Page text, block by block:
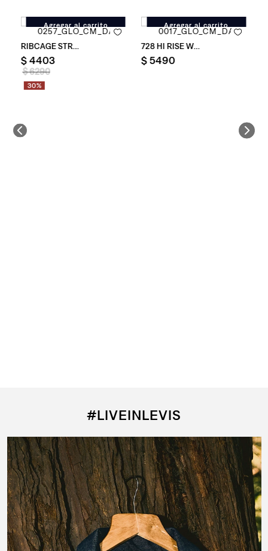
Dream Nice para Mujer
Agregar al carrito
Jean Levi's ®Ribcage Straight Ankle
$ 4403
$ 6290
30%
Agregar al carrito
Jean Levi's® 728 Hi Rise Wide
$5490
#LIVEINLEVIS